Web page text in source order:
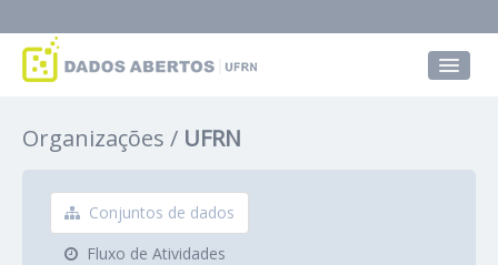
Grupos
Sobre
Organizações UFRN
Conjuntos de dados
Fluxo de Atividades